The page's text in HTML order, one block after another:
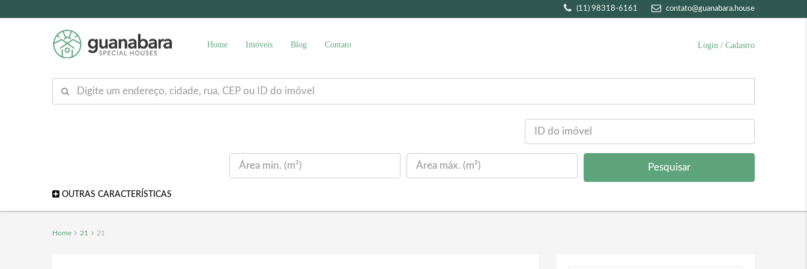
(11) 98318-6161 contato@guanabara.house
Home Imóveis Blog Contato Login / Cadastro
Pesquisar
OUTRAS CARACTERÍSTICAS
Home 21 21